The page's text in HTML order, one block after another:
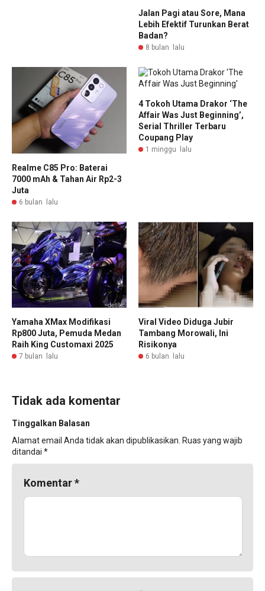
Jalan Pagi atau Sore, Mana
Lebih Efektif Turunkan Berat
Badan?
8 bulan lalu
Realme C85 Pro: Baterai
7000 mAh & Tahan Air Rp2-3
Juta
6 bulan lalu
4 Tokoh Utama Drakor ‘The
Affair Was Just Beginning’,
Serial Thriller Terbaru
Coupang Play
1 minggu lalu
Yamaha XMax Modifikasi
Rp800 Juta, Pemuda Medan
Raih King Customaxi 2025
7 bulan lalu
Viral Video Diduga Jubir
Tambang Morowali, Ini
Risikonya
6 bulan lalu
Tidak ada komentar
Tinggalkan Balasan
Alamat email Anda tidak akan dipublikasikan. Ruas yang wajib
ditandai *
Komentar*